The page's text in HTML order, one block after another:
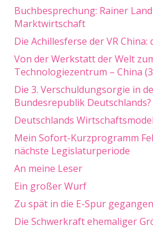
Buchbesprechung: Rainer
Marktwirtschaft
Die Achillesferse der VR China:
Von der Werkstatt der Welt
Technologiezentrum – China
Die 3. Verschuldungsorgie in
Bundesrepublik Deutschlands?
Deutschlands
Mein Sofort-Kurzprogramm
nächste Legislaturperiode
An meine Leser
Ein großer Wurf
Zu spät in die E-Spur gegangen
Die Schwerkraft ehemaliger